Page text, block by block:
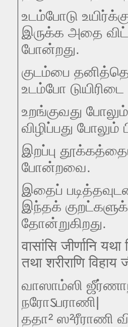
உடம்போடு
இருக்க அதை
போன்றது.
குடம்பை
உடம்போ
உறங்குவது
விழிப்பது போலும்
இறப்பு
போன்றவை.
இதைப்
இந்தக்
தோன்றுகிறது.
वासांसि जीर्णानि यथा
तथा शरीराणि विहाय
வாஸாம்ஸி
நரோऽபராணி|
ததா² ஸ²ரீராணி